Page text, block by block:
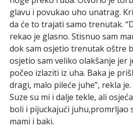
glavu i povukao uho unatrag.
da će to trajati samo trenutak.
rekao je glasno. Stisnuo sam
dok sam osjetio trenutak oštre
osjetio sam veliko olakšanje jer
počeo izlaziti iz uha. Baka je
dragi, malo pileće juhe”, rekla
Suze su mi i dalje tekle, ali
boli i pijuckajući juhu,promrljao
mami i baki.